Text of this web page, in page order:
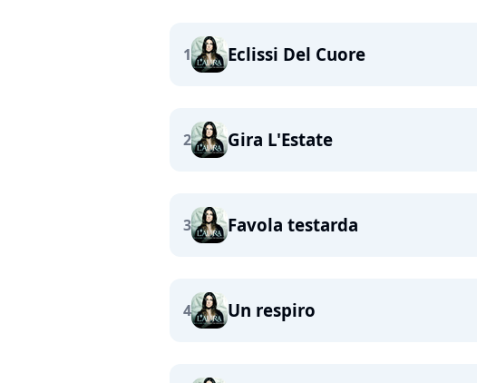
1 Eclissi Del Cuore
2 Gira L'Estate
3 Favola testarda
4 Un respiro